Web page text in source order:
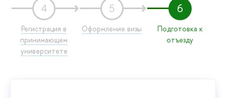
4
Регистрация в
принимающем
университете
5
Оформление визы
6
Подготовка к
отъезду